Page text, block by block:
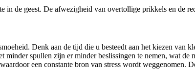
de geest. De afwezigheid van overtollige prikkels en de
Denk aan de tijd die u besteedt aan het kiezen
spullen zijn er minder beslissingen te nemen, wat
een constante bron van stress wordt weggenomen.